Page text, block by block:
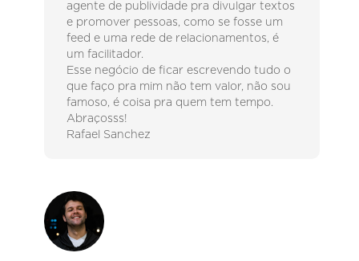
agente de publividade pra divulgar textos
e promover pessoas, como se fosse um
feed e uma rede de relacionamentos, é
um facilitador.
Esse negócio de ficar escrevendo tudo o
que faço pra mim não tem valor, não sou
famoso, é coisa pra quem tem tempo.
Abraçosss!
Rafael Sanchez